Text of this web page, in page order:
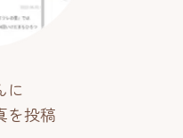
に
を投稿